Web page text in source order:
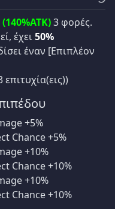
(140%ATK)3 φορές.
έχει50%
έναν [Επιπλέον
επιτυχία(εις))
+5%
Chance +5%
+10%
Chance +10%
+10%
Chance +10%